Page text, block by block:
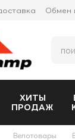
контентуОбмен
ХИТЫ
ПРОДАЖ
Велотовары